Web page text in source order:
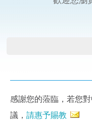
感謝您的蒞臨，若您
議， 請惠予賜教